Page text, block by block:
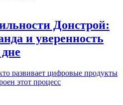
Донстрой:
и уверенность